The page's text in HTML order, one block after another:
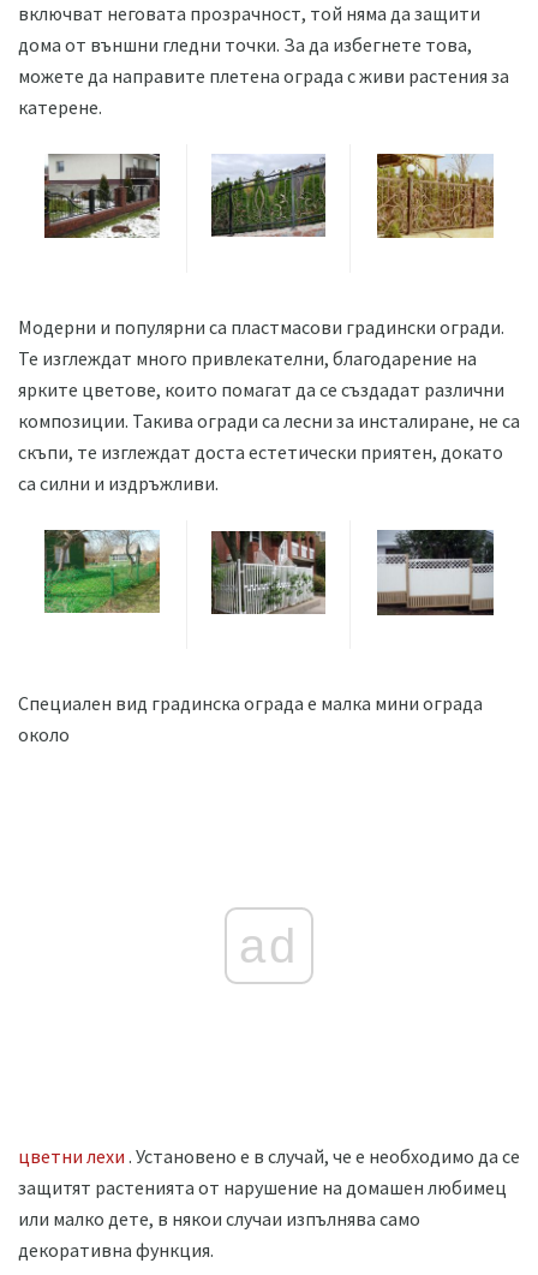
включват неговата прозрачност, той няма да защити
дома от външни гледни точки. За да избегнете това,
можете да направите плетена ограда с живи растения за
катерене.
Модерни и популярни са пластмасови градински огради.
Те изглеждат много привлекателни, благодарение на
ярките цветове, които помагат да се създадат различни
композиции. Такива огради са лесни за инсталиране, не са
скъпи, те изглеждат доста естетически приятен, докато
са силни и издръжливи.
Специален вид градинска ограда е малка мини ограда
около
ad
цветни лехи . Установено е в случай, че е необходимо да се
защитят растенията от нарушение на домашен любимец
или малко дете, в някои случаи изпълнява само
декоративна функция.